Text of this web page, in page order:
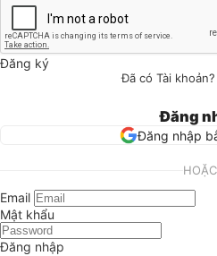
Đăng ký
Đã có Tài
Đăng
Đăng nhập
HOẶC
Email
Mật khẩu
Đăng nhập